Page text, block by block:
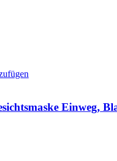
Einweg,